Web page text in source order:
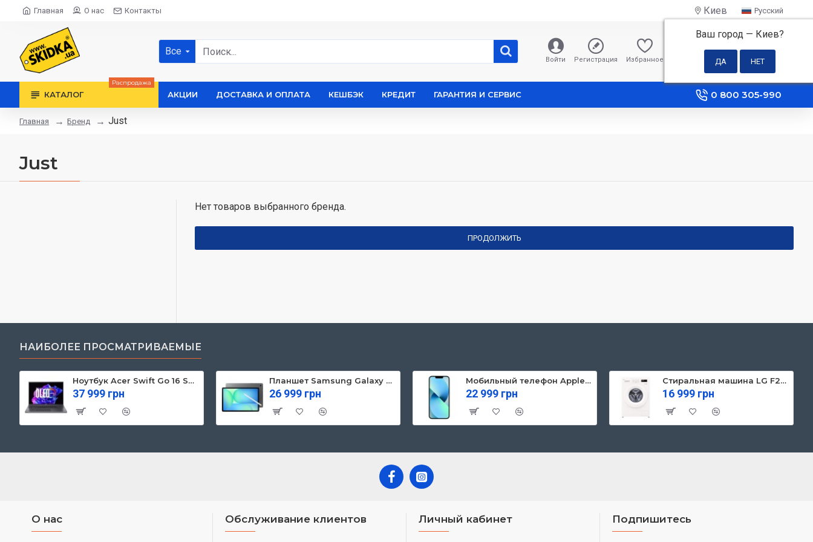
Главная О нас Контакты Киев
Ваш город — Киев?
Русский
Все
Войти Регистрация Избранное
0 грн
КАТАЛОГ
Распродажа
АКЦИИ ДОСТАВКА И ОПЛАТА КЕШБЭК КРЕДИТ ГАРАНТИЯ И СЕРВИС 0 800 305-990
Главная Бренд Just
Just
Нет товаров выбранного бренда.
ПРОДОЛЖИТЬ
НАИБОЛЕЕ ПРОСМАТРИВАЕМЫЕ
Ноутбук Acer Swift Go 16 SFG16-71 (NX.KVZEU.003)
37 999 грн
Планшет Samsung Galaxy Tab S10 FE 5G 8/128GB Gray (SM-X526BZAREUC)
26 999 грн
Мобильный телефон Apple iPhone 13 128GB Starlight (MLPG3)
22 999 грн
Стиральная машина LG F2Y1NS3W
16 999 грн
О нас Обслуживание клиентов Личный кабинет Подпишитесь